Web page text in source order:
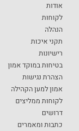
אודות
לקוחות
הנהלה
תקני איכות
רישיונות
בטיחות במוקד אמון
הצהרת נגישות
אמון למען הקהילה
לקוחות ממליצים
דרושים
כתבות ומאמרים